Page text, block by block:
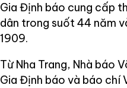
Gia Định báo cung cấp
dân trong suốt 44 năm
1909.
Từ Nha Trang, Nhà báo
Gia Định báo và báo chí